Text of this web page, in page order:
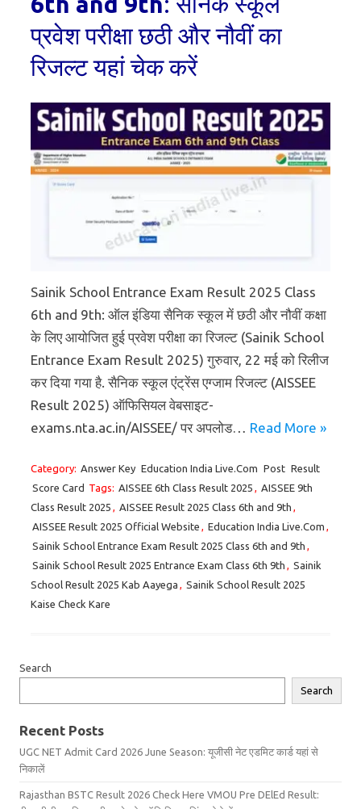
प्रवेश परीक्षा छठी और नौवीं का
रिजल्ट यहां चेक करें
Sainik School Entrance Exam Result 2025 Class
6th and 9th: ऑल इंडिया सैनिक स्कूल में छठी और नौवीं कक्षा
के लिए आयोजित हुई प्रवेश परीक्षा का रिजल्ट (Sainik School
Entrance Exam Result 2025) गुरुवार, 22 मई को रिलीज
कर दिया गया है. सैनिक स्कूल एंट्रेंस एग्जाम रिजल्ट (AISSEE
Result 2025) ऑफिसियल वेबसाइट-
exams.nta.ac.in/AISSEE/ पर अपलोड… Read More »
Category: Answer Key Education India Live.Com Post Result
Score Card Tags: AISSEE 6th Class Result 2025 , AISSEE 9th
Class Result 2025 , AISSEE Result 2025 Class 6th and 9th ,
AISSEE Result 2025 Official Website , Education India Live.Com ,
Sainik School Entrance Exam Result 2025 Class 6th and 9th ,
Sainik School Result 2025 Entrance Exam Class 6th 9th , Sainik
School Result 2025 Kab Aayega , Sainik School Result 2025
Kaise Check Kare
Search
Search
Recent Posts
UGC NET Admit Card 2026 June Season: यूजीसी नेट एडमिट कार्ड यहां से
निकालें
Rajasthan BSTC Result 2026 Check Here VMOU Pre DElEd Result: